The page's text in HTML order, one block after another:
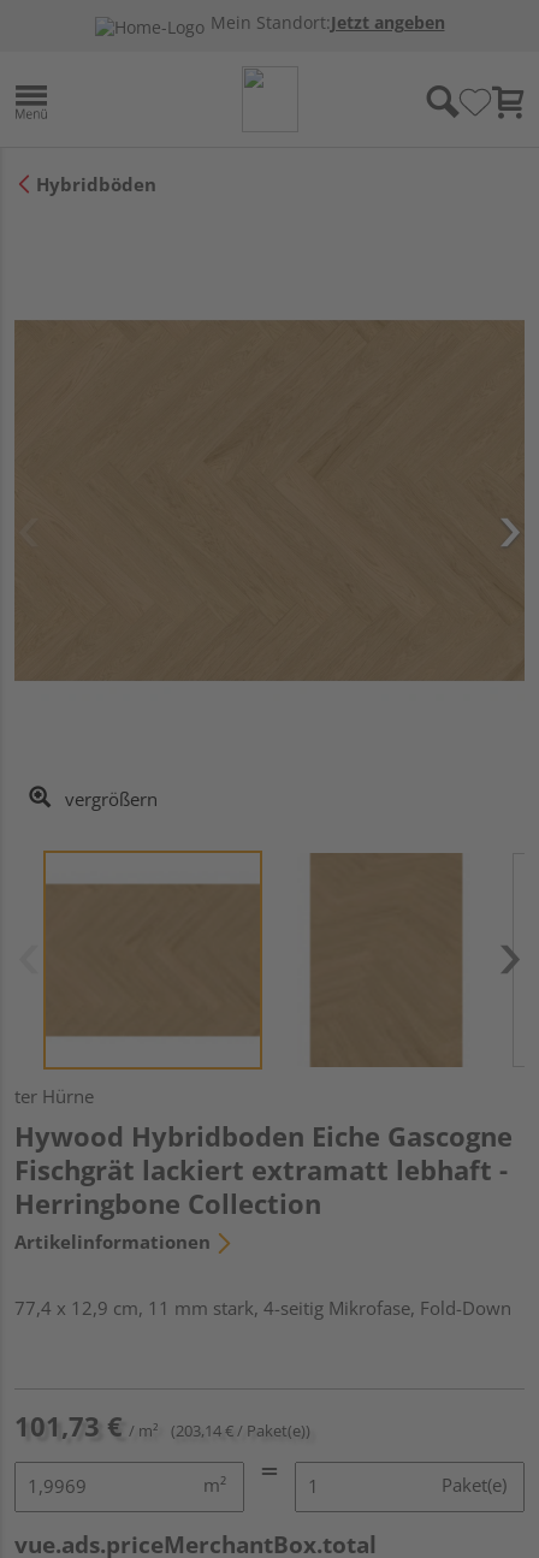
Mein Standort:Jetzt angeben
Hybridböden
vergrößern
ter Hürne
Hywood Hybridboden Eiche Gascogne
Fischgrät lackiert extramatt lebhaft -
Herringbone Collection
Artikelinformationen
77,4 x 12,9 cm, 11 mm stark, 4-seitig Mikrofase, Fold-Down
101,73 € / m² (203,14 € / Paket(e))
m² Paket(e)
vue.ads.priceMerchantBox.total